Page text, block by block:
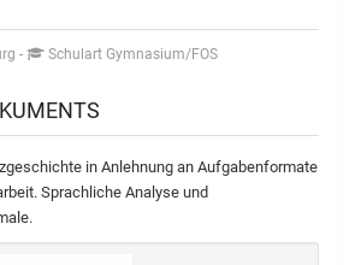
- Schulart Gymnasium/FOS
in Anlehnung an Aufgabenformate
Sprachliche Analyse und